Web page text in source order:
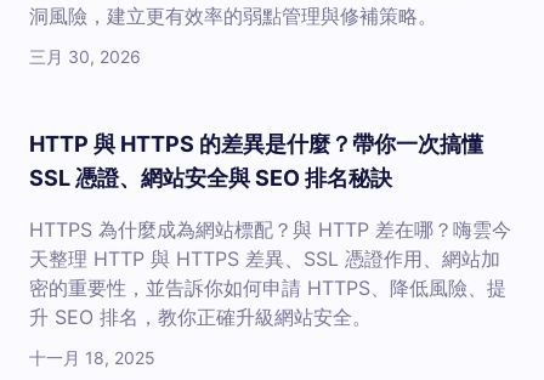
洞風險，建立更有效率的弱點管理與修補策略。
三月 30, 2026
HTTP 與 HTTPS 的差異是什麼？帶你一次搞懂
SSL 憑證、網站安全與 SEO 排名秘訣
HTTPS 為什麼成為網站標配？與 HTTP 差在哪？嗨雲今
天整理 HTTP 與 HTTPS 差異、SSL 憑證作用、網站加
密的重要性，並告訴你如何申請 HTTPS、降低風險、提
升 SEO 排名，教你正確升級網站安全。
十一月 18, 2025